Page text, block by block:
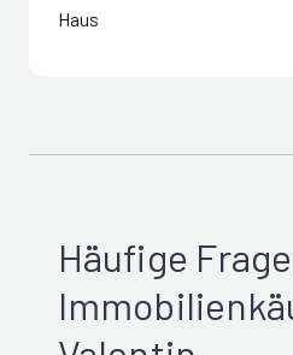
Haus
Häufige